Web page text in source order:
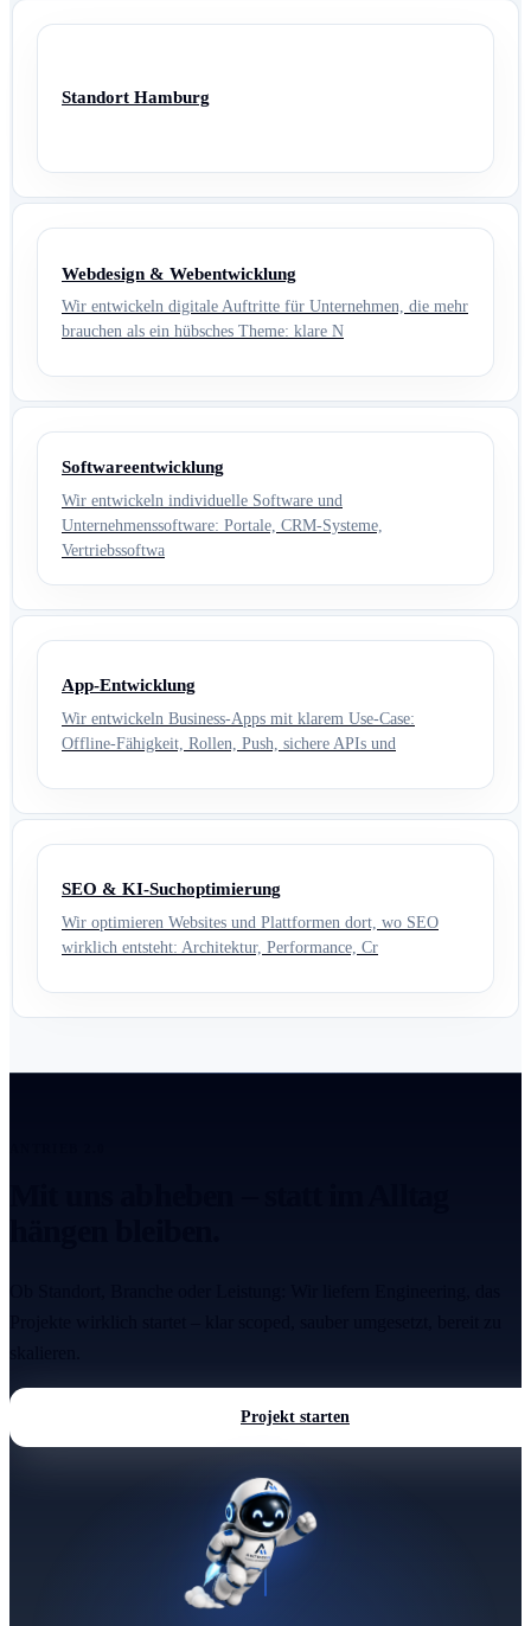
Standort Hamburg
Webdesign & Webentwicklung
Wir entwickeln digitale Auftritte für Unternehmen, die mehr
brauchen als ein hübsches Theme: klare N
Softwareentwicklung
Wir entwickeln individuelle Software und
Unternehmenssoftware: Portale, CRM-Systeme,
Vertriebssoftwa
App-Entwicklung
Wir entwickeln Business-Apps mit klarem Use-Case:
Offline-Fähigkeit, Rollen, Push, sichere APIs und
SEO & KI-Suchoptimierung
Wir optimieren Websites und Plattformen dort, wo SEO
wirklich entsteht: Architektur, Performance, Cr
Projekt starten